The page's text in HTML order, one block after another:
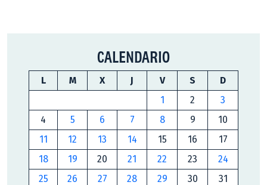
CALENDARIO
L M X J V S
D
1
2
3
4
5 6 7 8 9
10
11
12 13 14 15 16
17
18
19 20 21 22 23
24
25
26 27 28 29 30 31